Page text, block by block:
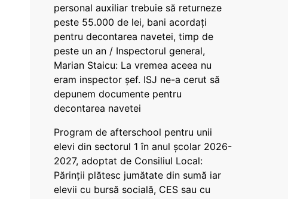
personal auxiliar trebuie să returneze
peste 55.000 de lei, bani acordați
pentru decontarea navetei, timp de
peste un an / Inspectorul general,
Marian Staicu: La vremea aceea nu
eram inspector șef. ISJ ne-a cerut să
depunem documente pentru
decontarea navetei
Program de afterschool pentru unii
elevi din sectorul 1 în anul școlar 2026-
2027, adoptat de Consiliul Local:
Părinții plătesc jumătate din sumă iar
elevii cu bursă socială, CES sau cu